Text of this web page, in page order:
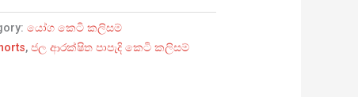
යෝග කෙටි කලිසම්
,ජල ආරක්ෂිත පාපැදි කෙටි කලිසම්